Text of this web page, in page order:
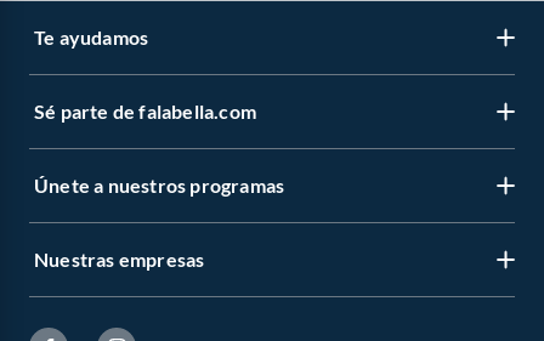
Te ayudamos
Sé parte de falabella.com
Únete a nuestros programas
Nuestras empresas